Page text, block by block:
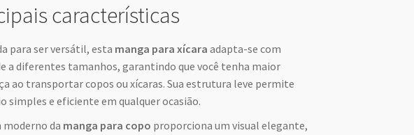
características
para ser versátil, esta manga para xícara adapta-se com
a diferentes tamanhos, garantindo que você tenha maior
ao transportar copos ou xícaras. Sua estrutura leve permite
simples e eficiente em qualquer ocasião.
moderno da manga para copo proporciona um visual elegante,